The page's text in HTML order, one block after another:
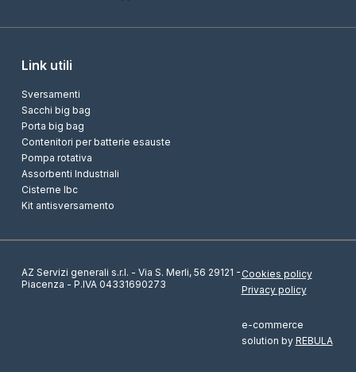
Link utili
Sversamenti
Sacchi big bag
Porta big bag
Contenitori per batterie esauste
Pompa rotativa
Assorbenti Industriali
Cisterne Ibc
Kit antisversamento
AZ Servizi generali s.r.l. - Via S. Merli, 56 29121 -
Piacenza - P.IVA 04331690273
Cookies policy
Privacy policy
e-commerce
solution by REBULA